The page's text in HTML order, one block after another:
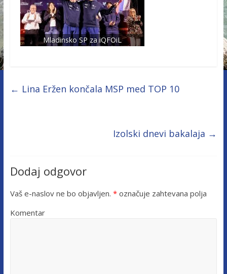
Mladinsko SP za iQFOiL
← Lina Eržen končala MSP med TOP 10
Izolski dnevi bakalaja →
Dodaj odgovor
Vaš e-naslov ne bo objavljen. *označuje zahtevana polja
Komentar